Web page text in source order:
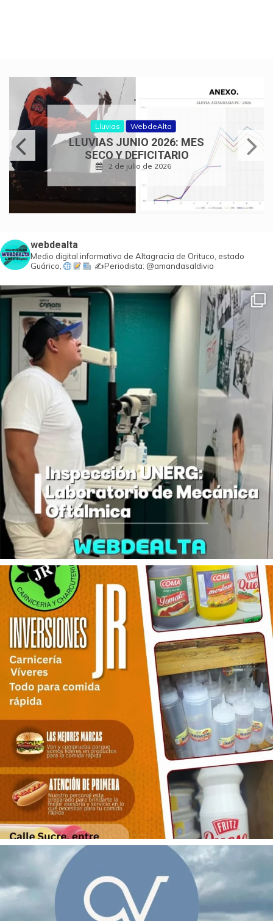
Lluvias WebdeAlta
LLUVIAS JUNIO 2026: MES
SECO Y DEFICITARIO
2 de julio de 2026
webdealta
Medio digital informativo de Altagracia de Orituco, estado
Guárico,
✍️Periodista: @amandasaldivia